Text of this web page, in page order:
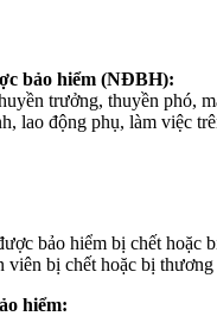
bảo hiểm (NĐBH):
trưởng, thuyền phó,
lao động phụ, làm việc
bảo hiểm bị chết hoặc
bị chết hoặc bị
hiểm: